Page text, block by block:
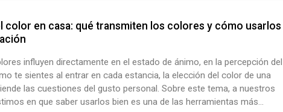
color en casa: qué transmiten los colores y cómo usarlos
influyen directamente en el estado de ánimo, en la percepción del
te sientes al entrar en cada estancia, la elección del color de una
las cuestiones del gusto personal. Sobre este tema, a nuestros
en que saber usarlos bien es una de las herramientas más